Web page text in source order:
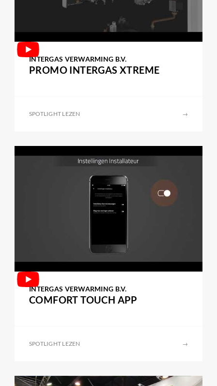
INTERGAS VERWARMING B.V.
PROMO INTERGAS XTREME
SPOTLIGHT LEZEN →
INTERGAS VERWARMING B.V.
COMFORT TOUCH APP
SPOTLIGHT LEZEN →